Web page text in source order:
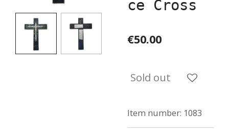
ce Cross
€50.00
Sold out
Item number: 1083